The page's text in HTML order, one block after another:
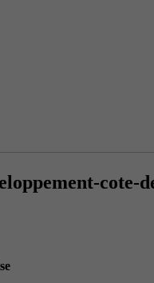
cote-